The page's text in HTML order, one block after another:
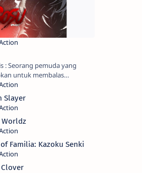
yang
untuk membalas
seorang seniman bela diri
yang dikhianati oleh anak
Slayer
Worldz
Familia: Kazoku Senki
Clover